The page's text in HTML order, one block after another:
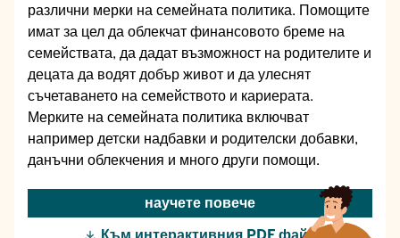
различни мерки на семейната политика. Помощите
имат за цел да облекчат финансовото бреме на
семействата, да дадат възможност на родителите и
децата да водят добър живот и да улеснят
съчетаването на семейството и кариерата.
Мерките на семейната политика включват
например детски надбавки и родителски добавки,
данъчни облекчения и много други помощи.
научете повече